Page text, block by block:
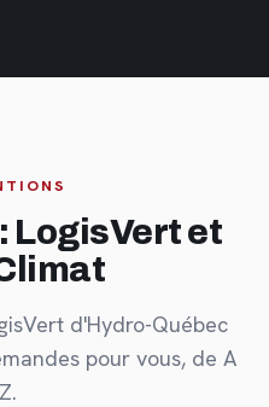
LogisVert et
d'Hydro-Québec
pour vous, de A